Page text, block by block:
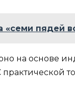
«семи пядей
на основе
практической